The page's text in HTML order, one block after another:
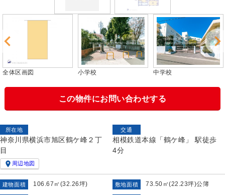
全体区画図 小学校 中学校
この物件にお問い合わせする
所在地
神奈川県横浜市旭区鶴ケ峰２丁
目
 周辺地図
交通
相模鉄道本線「鶴ケ峰」 駅徒歩
4分
建物面積 106.67㎡(32.26坪) 敷地面積 73.50㎡(22.23坪)公簿